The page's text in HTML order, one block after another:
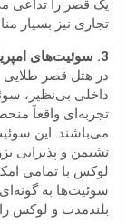
یک قصر را تداعی
تجاری نیز بسیار
3. سوئیت‌های امپریال:
در هتل قصر طلایی
داخلی بی‌نظیر،
تجربه‌ای واقعاً
می‌باشند. این
نشیمن و پذیرایی
لوکس با تمامی
سوئیت‌ها به
بلندمدت و لوکس را